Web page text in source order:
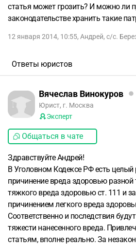
статья может грозить? И можно ли
законодательстве хранить такие
12 января 2014, 10:55, Андрей, с/с.
Ответы юристов
Вячеслав Винокуров
Юрист, г. Москва
Эксперт
Общаться в чате
Здравствуйте Андрей!
В Уголовном Кодексе РФ есть целый
причинение вреда здоровью разной
тяжкого вреда здоровью ст. 111 и
причинением легкого вреда
Соответственно и последствия
тяжести нанесенного вреда.
статьям, вполне реально. За